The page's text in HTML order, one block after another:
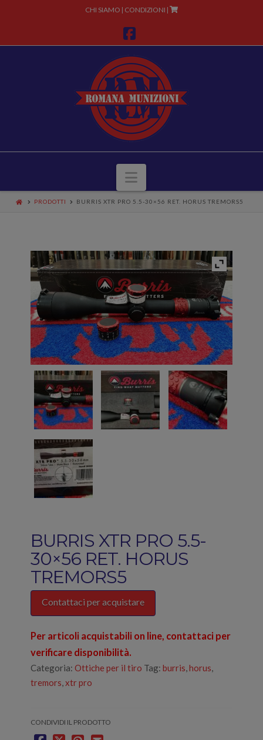
CHI SIAMO | CONDIZIONI |
Facebook
Navigazione
PRODOTTI BURRIS XTR PRO 5.5-30×56 RET. HORUS TREMORS5
BURRIS XTR PRO 5.5-
30×56 RET. HORUS
TREMORS5
Contattaci per acquistare
Per articoli acquistabili on line, contattaci per
verificare disponibilità.
Categoria: Ottiche per il tiro Tag: burris,horus,
tremors,xtr pro
CONDIVIDI IL PRODOTTO